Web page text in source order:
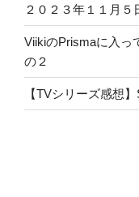
２０２３年１１月
ViikiのPrismaに入っ
の２
【TVシリーズ感想